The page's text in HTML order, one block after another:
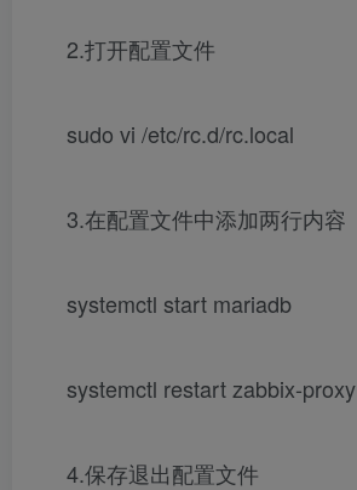
2.打开配置文件
sudo vi /etc/rc.d/rc.local
3.在配置文件中添加两行内容
systemctl start mariadb
systemctl restart zabbix-proxy
4.保存退出配置文件